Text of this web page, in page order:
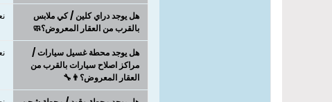
هل يوجد دراي كلين / كي ملابس
بالقرب من العقار المعروض؟🧼
هل يوجد محطة غسيل سيارات /
مراكز اصلاح سيارات بالقرب من
العقار المعروض؟👨‍🔧